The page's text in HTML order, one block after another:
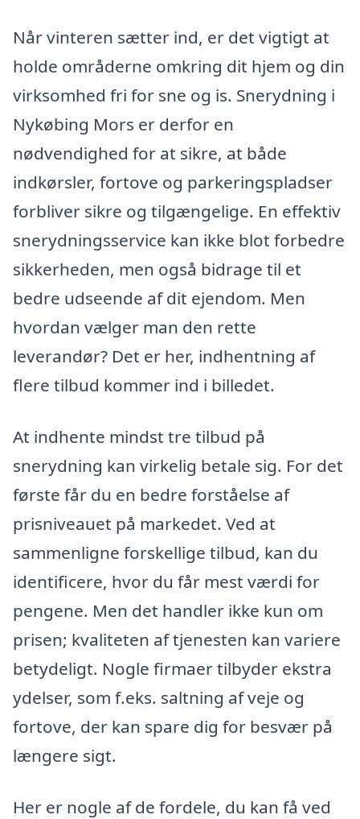
Når vinteren sætter ind, er det vigtigt at
holde områderne omkring dit hjem og din
virksomhed fri for sne og is. Snerydning i
Nykøbing Mors er derfor en
nødvendighed for at sikre, at både
indkørsler, fortove og parkeringspladser
forbliver sikre og tilgængelige. En effektiv
snerydningsservice kan ikke blot forbedre
sikkerheden, men også bidrage til et
bedre udseende af dit ejendom. Men
hvordan vælger man den rette
leverandør? Det er her, indhentning af
flere tilbud kommer ind i billedet.
At indhente mindst tre tilbud på
snerydning kan virkelig betale sig. For det
første får du en bedre forståelse af
prisniveauet på markedet. Ved at
sammenligne forskellige tilbud, kan du
identificere, hvor du får mest værdi for
pengene. Men det handler ikke kun om
prisen; kvaliteten af tjenesten kan variere
betydeligt. Nogle firmaer tilbyder ekstra
ydelser, som f.eks. saltning af veje og
fortove, der kan spare dig for besvær på
længere sigt.
Her er nogle af de fordele, du kan få ved